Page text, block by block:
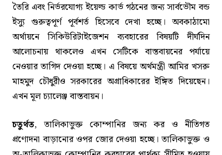
তৈরি এবং নির্ভরযোগ্য ইয়েল্ড কার্ভ গঠনের জন্য সার্বভৌম বন্ড
ইস্যু গুরুত্বপূর্ণ পূর্বশর্ত হিসেবে দেখা হচ্ছে। অবকাঠামো
অর্থায়নে সিকিউরিটাইজেশন ব্যবহারের বিষয়টি দীর্ঘদিন
আলোচনায় থাকলেও এখন সেটিকে বাস্তবায়নের পর্যায়ে
নেওয়ার তাগিদ দেওয়া হচ্ছে। এ বিষয়ে অর্থমন্ত্রী আমির খসরু
মাহমুদ চৌধুরীও সরকারের অগ্রাধিকারের ইঙ্গিত দিয়েছেন।
এখন মূল চ্যালেঞ্জ বাস্তবায়ন।
চতুর্থত, তালিকাভুক্ত কোম্পানির জন্য কর ও নীতিগত
প্রণোদনা বাড়ানোর ওপর জোর দেওয়া হচ্ছে। তালিকাভুক্ত ও